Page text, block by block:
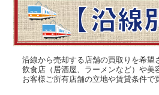
沿線から売却する店舗の買取りを希望
飲食店（居酒屋、ラーメンなど）や
お客様ご所有店舗の立地や賃貸条件